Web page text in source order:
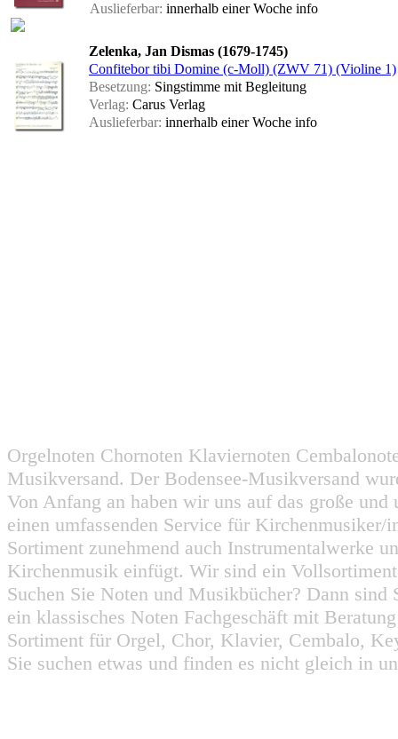
Auslieferbar: innerhalb einer Woche info
Zelenka, Jan Dismas (1679-1745)
Confitebor tibi Domine (c-Moll) (ZWV 71) (Violine 1)
Besetzung: Singstimme mit Begleitung
Verlag: Carus Verlag
Auslieferbar: innerhalb einer Woche info
Orgelnoten Chornoten Klaviernoten
Musikversand. Der Bodensee-Musikversand
Von Anfang an haben wir uns auf das große
einen umfassenden Service für
Sortiment zunehmend auch Instrumentalwerke
Kirchenmusik einfügt. Wir sind ein
Suchen Sie Noten und Musikbücher? Dann
ein klassisches Noten Fachgeschäft mit
Sortiment für Orgel, Chor, Klavier, Cembalo,
Sie suchen etwas und finden es nicht gleich in